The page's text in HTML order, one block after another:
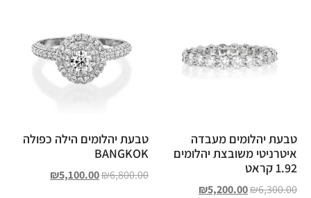
טבעת יהלומים מעבדה
איטרניטי משובצת יהלומים
1.92 קראט
₪6,300.00
₪5,200.00
טבעת יהלומים הילה כפולה
BANGKOK
₪6,800.00
₪5,100.00